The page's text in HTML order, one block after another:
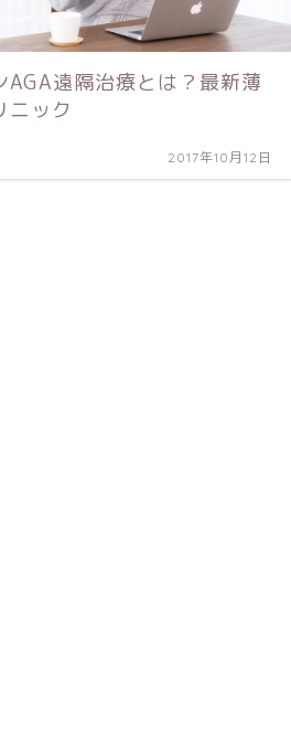
AGA遠隔治療とは？最新薄
ニック
2017年10月12日